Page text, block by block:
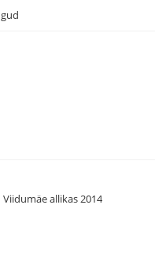
Viidumäe allikas 2014